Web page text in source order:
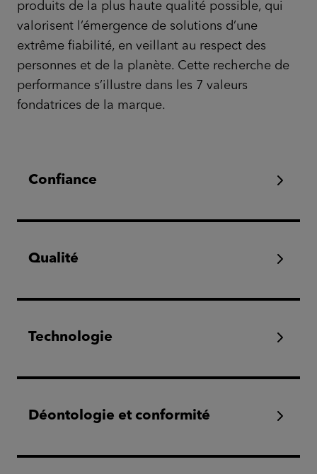
produits de la plus haute qualité possible, qui
valorisent l’émergence de solutions d’une
extrême fiabilité, en veillant au respect des
personnes et de la planète. Cette recherche de
performance s’illustre dans les 7 valeurs
fondatrices de la marque.
Confiance
Qualité
Technologie
Déontologie et conformité